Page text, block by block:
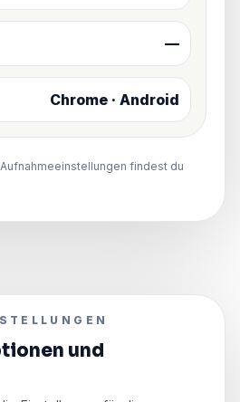
—
Chrome · Android
findest du
und